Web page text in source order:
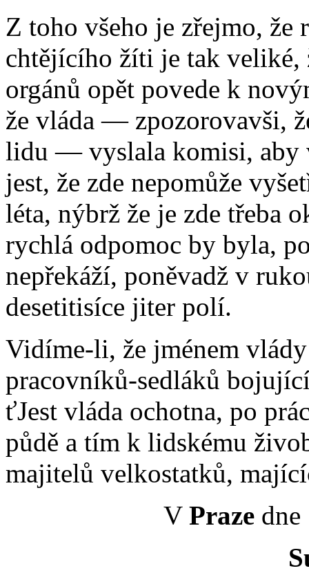
Z toho všeho je zřejmo,
chtějícího žíti je tak veliké,
orgánů opět povede k
že vláda — zpozorovavši,
lidu — vyslala komisi, aby
jest, že zde nepomůže
léta, nýbrž že je zde třeba
rychlá odpomoc by byla,
nepřekáží, poněvadž v
desetitisíce jiter polí.
Vidíme-li, že jménem
pracovníků-sedláků
ťJest vláda ochotna, po
půdě a tím k lidskému
majitelů velkostatků,
V Prazedne